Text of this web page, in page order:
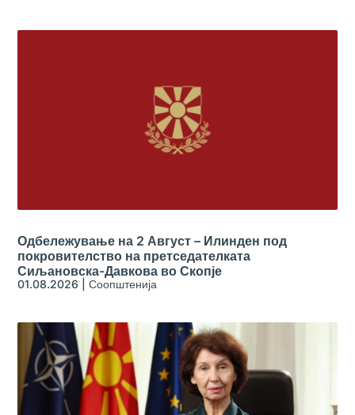
Одбележување на 2 Август – Илинден под
покровителство на претседателката
Сиљановска-Давкова во Скопје
01.08.2026 |Соопштенија